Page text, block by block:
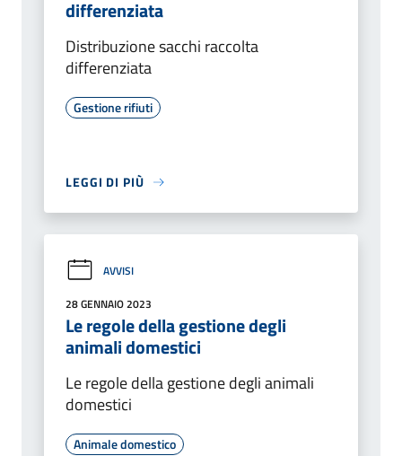
differenziata
Distribuzione sacchi raccolta
differenziata
Gestione rifiuti
LEGGI DI PIÙ
AVVISI
28 GENNAIO 2023
Le regole della gestione degli
animali domestici
Le regole della gestione degli animali
domestici
Animale domestico